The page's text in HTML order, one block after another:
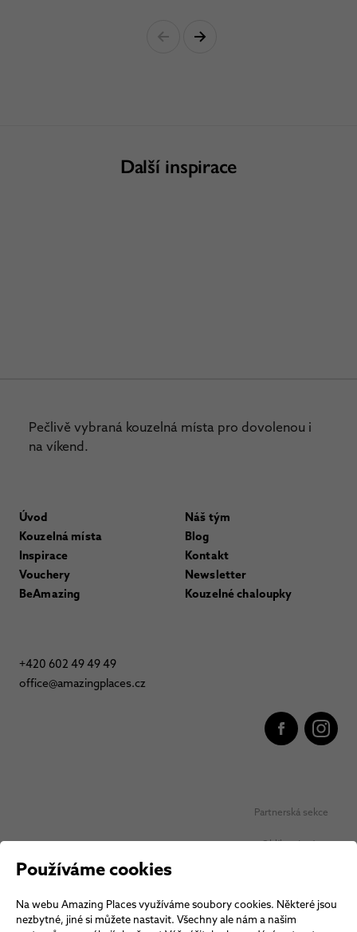
Další inspirace
Pečlivě vybraná kouzelná místa pro dovolenou i
na víkend.
Úvod
Kouzelná místa
Inspirace
Vouchery
BeAmazing
Náš tým
Blog
Kontakt
Newsletter
Kouzelné chaloupky
+420 602 49 49 49
office@amazingplaces.cz
Partnerská sekce
Oblíbená místa
Obchodní podmínky Vouchery
Používáme cookies
Na webu Amazing Places využíváme soubory cookies. Některé jsou
nezbytné, jiné si můžete nastavit. Všechny ale nám a našim